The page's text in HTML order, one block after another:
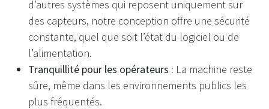
d’autres systèmes qui reposent uniquement sur
des capteurs, notre conception offre une sécurité
constante, quel que soit l’état du logiciel ou de
l’alimentation.
Tranquillité pour les opérateurs : La machine reste
sûre, même dans les environnements publics les
plus fréquentés.